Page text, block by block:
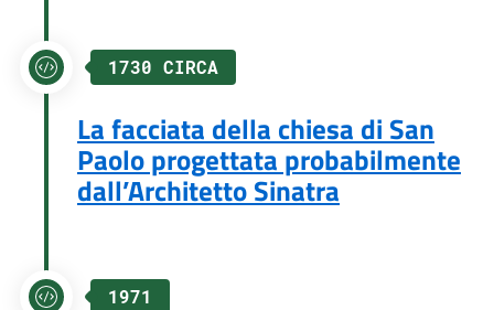
1730 CIRCA
La facciata della chiesa di San
Paolo progettata probabilmente
dall’Architetto Sinatra
1971